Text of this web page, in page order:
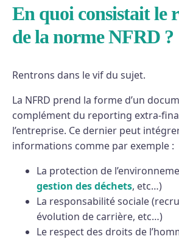
En quoi consistait le
de la norme NFRD ?
Rentrons dans le vif du sujet.
La NFRD prend la forme d’un
complément du reporting extra-
l’entreprise. Ce dernier peut
informations comme par exemple :
La protection de
gestion des déchets, etc…)
La responsabilité sociale
évolution de carrière, etc…)
Le respect des droits de